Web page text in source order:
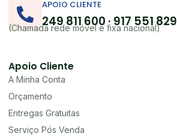
APOIO CLIENTE
249 811 600 · 917 551 829
(Chamada rede móvel e fixa nacional)
Apoio Cliente
A Minha Conta
Orçamento
Entregas Gratuitas
Serviço Pós Venda